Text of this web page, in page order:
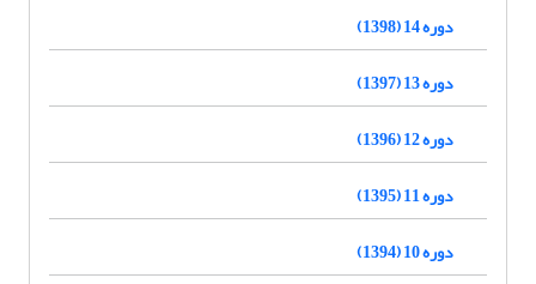
دوره 14 (1398)
دوره 13 (1397)
دوره 12 (1396)
دوره 11 (1395)
دوره 10 (1394)